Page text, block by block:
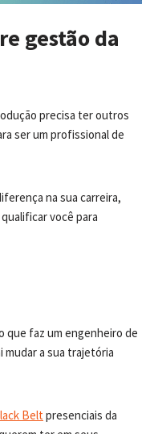
gestão da
precisa ter outros
ser um profissional de
na sua carreira,
você para
que faz um engenheiro de
mudar a sua trajetória
Beltpresenciais da